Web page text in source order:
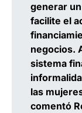
generar
facilite el
negocios.
sistema
las
comentó